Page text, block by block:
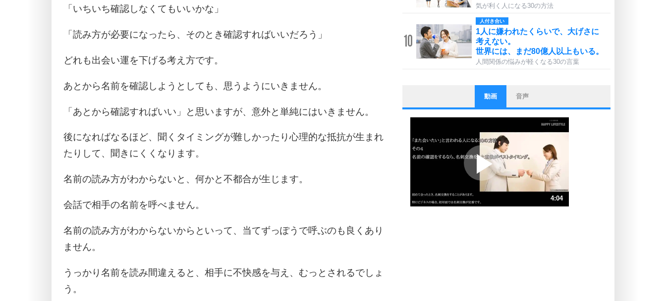
「いちいち確認しなくてもいいかな」
「読み方が必要になったら、そのとき確認すればいいだろう」
どれも出会い運を下げる考え方です。
あとから名前を確認しようとしても、思うようにいきません。
「あとから確認すればいい」と思いますが、意外と単純にはいきません。
後になればなるほど、聞くタイミングが難しかったり心理的な抵抗が生まれ
たりして、聞きにくくなります。
名前の読み方がわからないと、何かと不都合が生じます。
会話で相手の名前を呼べません。
名前の読み方がわからないからといって、当てずっぽうで呼ぶのも良くあり
ません。
うっかり名前を読み間違えると、相手に不快感を与え、むっとされるでしょ
う。
気が利く人になる30の方法
10
人付き合い
1人に嫌われたくらいで、大げさに
考えない。
世界には、まだ80億人以上もいる。
人間関係の悩みが軽くなる30の言葉
1
ストレス対策
他人と比べない。
いっそのこと、他人を見ない。
プラス思考
ポジティブになれない原因は、行動
しないから。
ポジティブ思考になる30の方法
3
ストレス対策
人生、なんとかなるもの。
動画 音声
4:04